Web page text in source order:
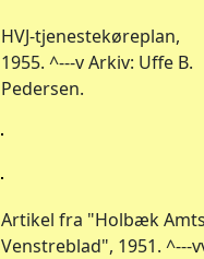
HVJ-tjenestekøreplan,
1955. ^---v Arkiv: Uffe B.
Pedersen.
Artikel fra "Holbæk
Venstreblad", 1951. ^---